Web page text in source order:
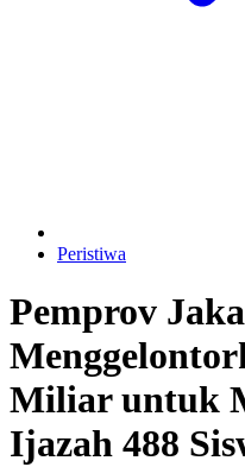
Peristiwa
Pemprov
Miliar untuk
Ijazah 488